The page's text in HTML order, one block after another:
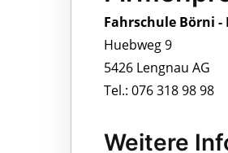
Fahrschule Börni -
Huebweg 9
5426 Lengnau AG
Tel.: 076 318 98 98
Weitere